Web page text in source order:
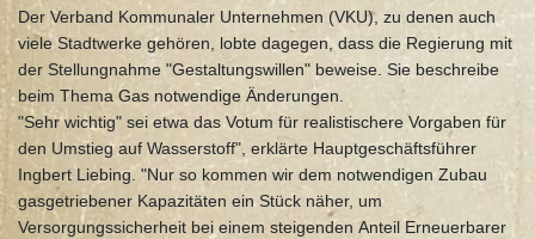
Der Verband Kommunaler Unternehmen (VKU), zu denen auch
viele Stadtwerke gehören, lobte dagegen, dass die Regierung mit
der Stellungnahme "Gestaltungswillen" beweise. Sie beschreibe
beim Thema Gas notwendige Änderungen.
"Sehr wichtig" sei etwa das Votum für realistischere Vorgaben für
den Umstieg auf Wasserstoff", erklärte Hauptgeschäftsführer
Ingbert Liebing. "Nur so kommen wir dem notwendigen Zubau
gasgetriebener Kapazitäten ein Stück näher, um
Versorgungssicherheit bei einem steigenden Anteil Erneuerbarer